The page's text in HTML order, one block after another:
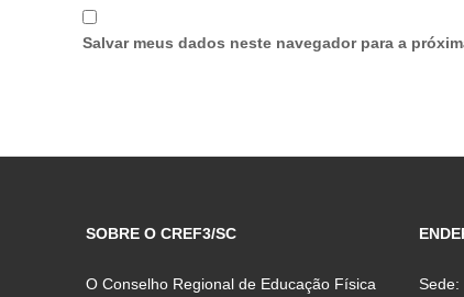
Salvar meus dados neste navegador para a
SOBRE O CREF3/SC
O Conselho Regional de Educação Física
Sede: